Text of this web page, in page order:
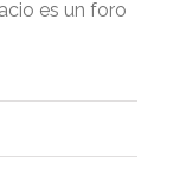
es un foro